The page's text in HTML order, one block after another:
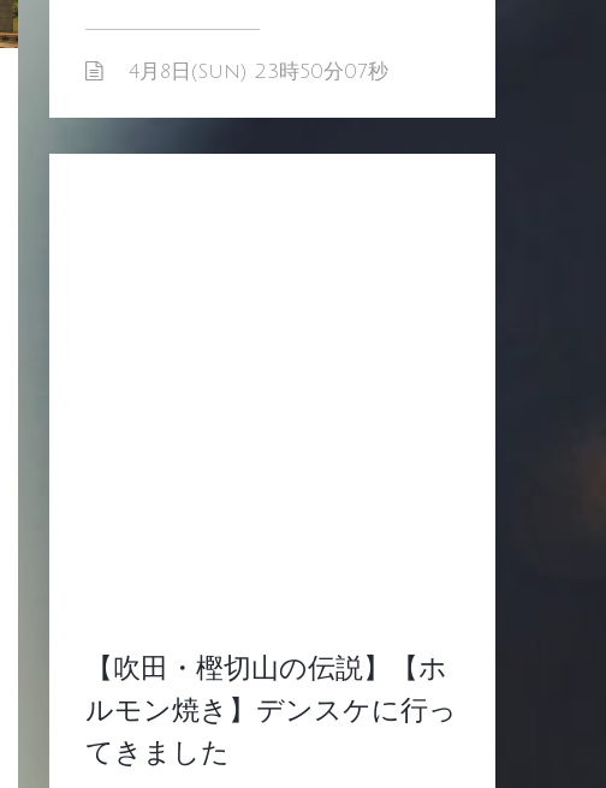
4月8日(Sun) 23時50分07秒
【吹田・樫切山の伝説】【ホ
ルモン焼き】デンスケに行っ
てきました